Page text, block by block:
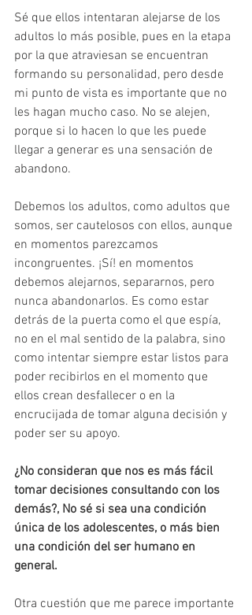
Sé que ellos intentaran alejarse de los
adultos lo más posible, pues en la etapa
por la que atraviesan se encuentran
formando su personalidad, pero desde
mi punto de vista es importante que no
les hagan mucho caso. No se alejen,
porque si lo hacen lo que les puede
llegar a generar es una sensación de
abandono.
Debemos los adultos, como adultos que
somos, ser cautelosos con ellos, aunque
en momentos parezcamos
incongruentes. ¡Sí! en momentos
debemos alejarnos, separarnos, pero
nunca abandonarlos. Es como estar
detrás de la puerta como el que espía,
no en el mal sentido de la palabra, sino
como intentar siempre estar listos para
poder recibirlos en el momento que
ellos crean desfallecer o en la
encrucijada de tomar alguna decisión y
poder ser su apoyo.
¿No consideran que nos es más fácil
tomar decisiones consultando con los
demás?, No sé si sea una condición
única de los adolescentes, o más bien
una condición del ser humano en
general.
Otra cuestión que me parece importante